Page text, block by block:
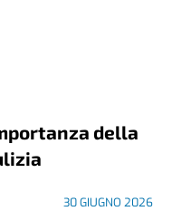
della
30 GIUGNO 2026